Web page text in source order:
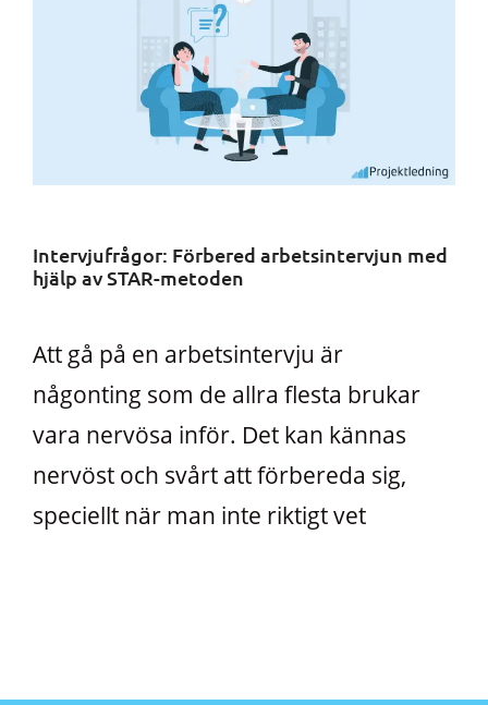
Intervjufrågor: Förbered arbetsintervjun med
hjälp av STAR-metoden
Att gå på en arbetsintervju är
någonting som de allra flesta brukar
vara nervösa inför. Det kan kännas
nervöst och svårt att förbereda sig,
speciellt när man inte riktigt vet